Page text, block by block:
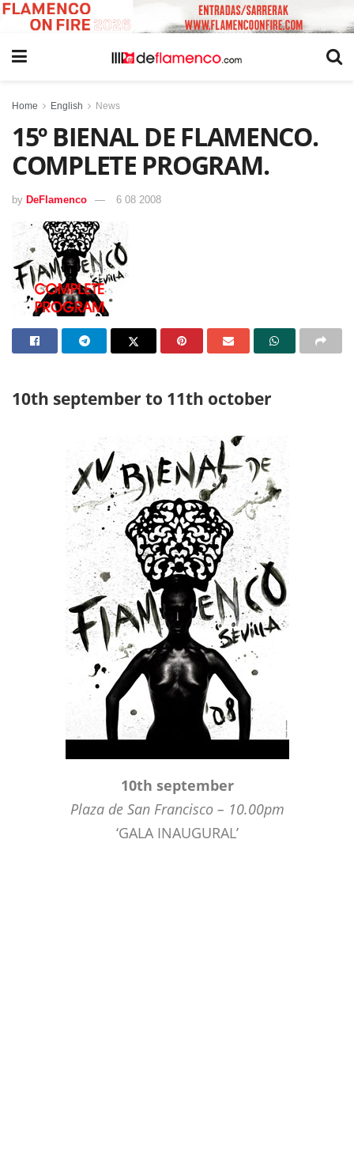
Home English News
15º BIENAL DE FLAMENCO.
COMPLETE PROGRAM.
by DeFlamenco 6 08 2008
10th september to 11th october
10th september
Plaza de San Francisco – 10.00pm
‘GALA INAUGURAL’